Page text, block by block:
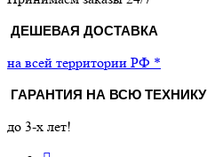
ДЕШЕВАЯ ДОСТАВКА
на всей территории РФ *
ГАРАНТИЯ НА ВСЮ ТЕХНИКУ
до 3-х лет!